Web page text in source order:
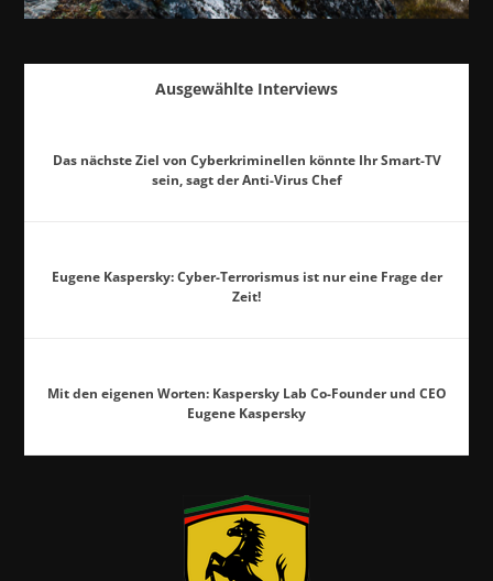
Ausgewählte Interviews
Das nächste Ziel von Cyberkriminellen könnte Ihr Smart-TV
sein, sagt der Anti-Virus Chef
Eugene Kaspersky: Cyber-Terrorismus ist nur eine Frage der
Zeit!
Mit den eigenen Worten: Kaspersky Lab Co-Founder und CEO
Eugene Kaspersky